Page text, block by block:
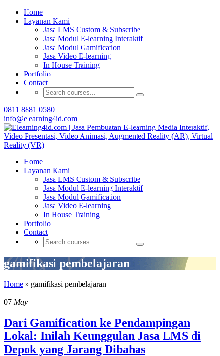
Home
Layanan Kami
Jasa LMS Custom & Subscribe
Jasa Modul E-learning Interaktif
Jasa Modul Gamification
Jasa Video E-learning
In House Training
Portfolio
Contact
0811 8881 0580
info@elearning4id.com
Home
Layanan Kami
Jasa LMS Custom & Subscribe
Jasa Modul E-learning Interaktif
Jasa Modul Gamification
Jasa Video E-learning
In House Training
Portfolio
Contact
gamifikasi pembelajaran
Home » gamifikasi pembelajaran
07 May
Dari Gamification ke Pendampingan
Lokal: Inilah Keunggulan Jasa LMS di
Depok yang Jarang Dibahas
Buat Modul E-learning & LMS Anda Semakin
Menarik dengan Gamification
Hubungi Tim Elearning4id